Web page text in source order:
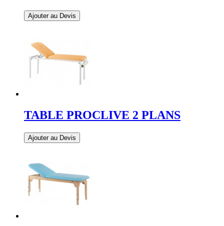
Ajouter au Devis
TABLE PROCLIVE 2 PLANS
Ajouter au Devis